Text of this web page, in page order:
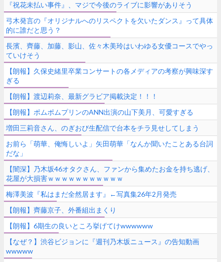
『祝花未払い事件』、マジで今後のライブに影響がありそう
弓木発言の『オリジナルへのリスペクトを欠いたダンス』って具体
的に誰だと思う？
長濱、齊藤、加藤、影山、佐々木美玲はいわゆる女優コースでやっ
ていけそう
【朗報】久保史緒里卒業コンサートの各メディアの考察が興味深す
ぎる
【朗報】渡辺莉奈、最新グラビア掲載決定！！！
【朗報】ポムポムプリンのANN出演の山下美月、可愛すぎる
増田三莉音さん、のぎおび生配信で台本をチラ見せしてしまう
お前ら「萌華、俺悔しいよ」矢田萌華「なんか聞いたことある台詞
だな」
【闇深】乃木坂46オタクさん、ファンから集めたお金を持ち逃げ、
花屋が大損害ｗｗｗｗｗｗｗｗｗｗｗ
梅澤美波『私はまだ全然居ます』←写真集26年2月発売
【朗報】齊藤京子、外番組出まくり
【朗報】6期生の良いところ挙げてけwwwwww
【なぜ？】渋谷ビジョンに『週刊乃木坂ニュース』の告知動画
wwwww